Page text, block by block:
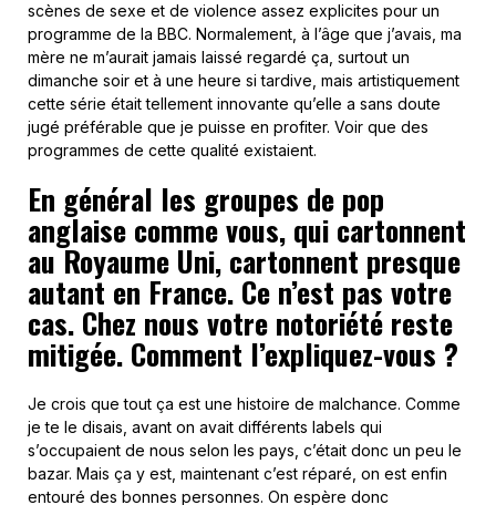
scènes de sexe et de violence assez explicites pour un
programme de la BBC. Normalement, à l’âge que j’avais, ma
mère ne m’aurait jamais laissé regardé ça, surtout un
dimanche soir et à une heure si tardive, mais artistiquement
cette série était tellement innovante qu’elle a sans doute
jugé préférable que je puisse en profiter. Voir que des
programmes de cette qualité existaient.
En général les groupes de pop
anglaise comme vous, qui cartonnent
au Royaume Uni, cartonnent presque
autant en France. Ce n’est pas votre
cas. Chez nous votre notoriété reste
mitigée. Comment l’expliquez-vous ?
Je crois que tout ça est une histoire de malchance. Comme
je te le disais, avant on avait différents labels qui
s’occupaient de nous selon les pays, c’était donc un peu le
bazar. Mais ça y est, maintenant c’est réparé, on est enfin
entouré des bonnes personnes. On espère donc